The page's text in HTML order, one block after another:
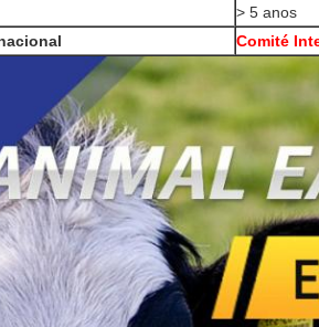
> 5 anos
Comité